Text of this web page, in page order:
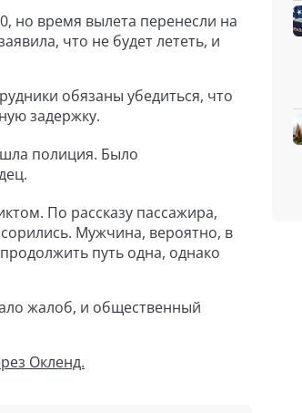
но время вылета перенесли на
что не будет лететь, и
обязаны убедиться, что
задержку.
полиция. Было
По рассказу пассажира,
Мужчина, вероятно, в
путь одна, однако
жалоб, и общественный
Окленд.